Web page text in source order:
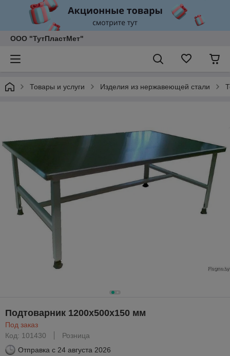
ООО "ТутПластМет"
Товары и услуги Изделия из нержавеющей стали
Подтоварник 1200х500х150 мм
Под заказ
Код: 101430
Розница
Отправка с 24 августа 2026